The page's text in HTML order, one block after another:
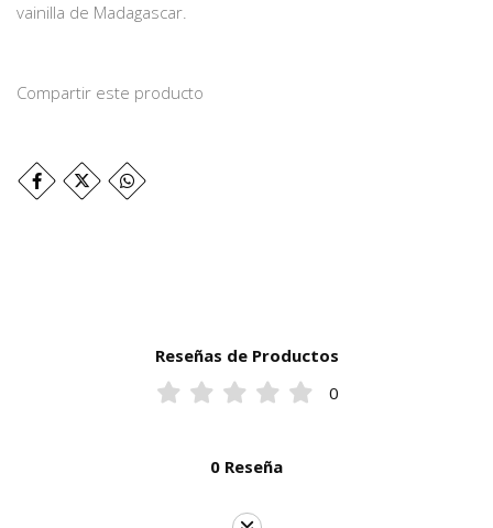
vainilla de Madagascar.
Compartir este producto
Reseñas de Productos
0
0 Reseña